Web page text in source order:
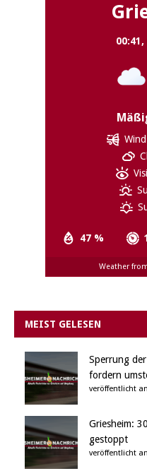
00:41,
47 %
Weather
MEIST GELESEN
Sperrung
fordern
veröffentlicht
Griesheim:
gestoppt
veröffentlicht